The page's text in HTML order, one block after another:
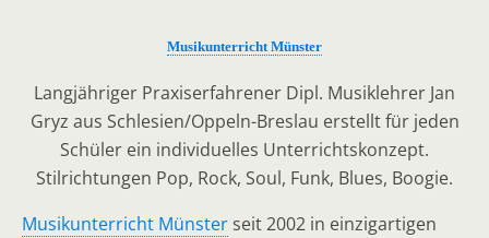
Musikunterricht Münster
Langjähriger Praxiserfahrener Dipl. Musiklehrer Jan
Gryz aus Schlesien/Oppeln-Breslau erstellt für jeden
Schüler ein individuelles Unterrichtskonzept.
Stilrichtungen Pop, Rock, Soul, Funk, Blues, Boogie.
Musikunterricht Münster seit 2002 in einzigartigen